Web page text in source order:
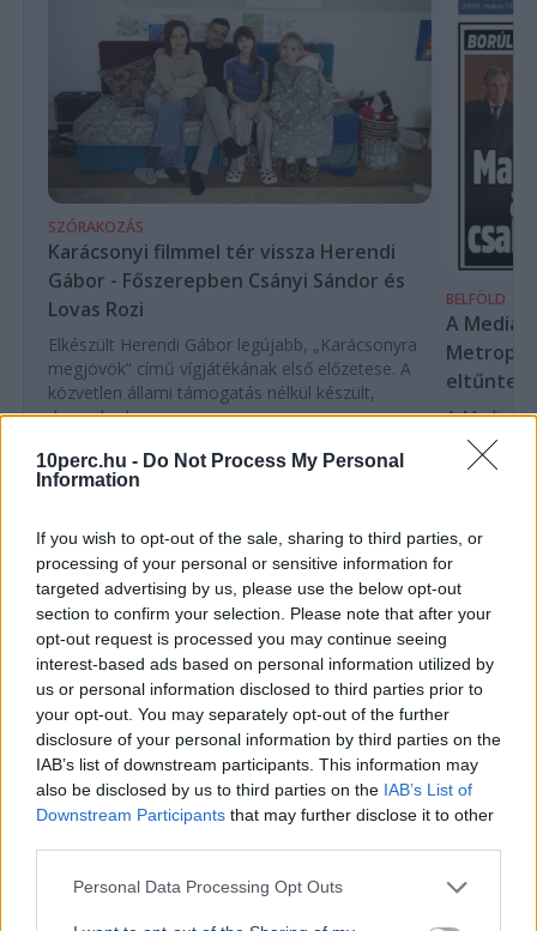
10perc.hu - Do Not Process My Personal
Information
If you wish to opt-out of the sale, sharing to third parties, or
processing of your personal or sensitive information for
targeted advertising by us, please use the below opt-out
section to confirm your selection. Please note that after your
opt-out request is processed you may continue seeing
interest-based ads based on personal information utilized by
us or personal information disclosed to third parties prior to
your opt-out. You may separately opt-out of the further
disclosure of your personal information by third parties on the
IAB’s list of downstream participants. This information may
also be disclosed by us to third parties on the IAB’s List of
Downstream Participants that may further disclose it to other
Personal Data Processing Opt Outs
SZÓRAKOZÁS
Karácsonyi filmmel tér vissza Herendi
Gábor - Főszerepben Csányi Sándor és
Lovas Rozi
Elkészült Herendi Gábor legújabb, „Karácsonyra
megjövök” című vígjátékának első előzetese. A
közvetlen állami támogatás nélkül készült,
decemberben mo...
BELFÖLD
A
Metropol
eltűntek
A
napilap
Ajánljuk még
ÉLETMÓD 2026. július 18.
Meglepő fordulat a demencia elleni
küzdelemben